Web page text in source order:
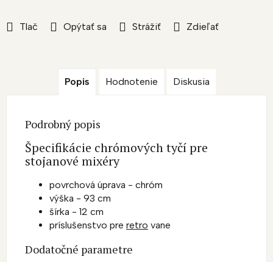
Tlač Opýtať sa Strážiť Zdieľať
Popis Hodnotenie Diskusia
Podrobný popis
Špecifikácie chrómových tyčí pre
stojanové mixéry
povrchová úprava - chróm
výška - 93 cm
šírka - 12 cm
príslušenstvo pre retro vane
Dodatočné parametre